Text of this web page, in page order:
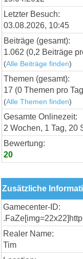
Letzter Besuch:
03.08.2026, 10:45
Beiträge (gesamt):
1.062 (0,2 Beiträge
(Alle Beiträge finden)
Themen (gesamt):
17 (0 Themen pro
(Alle Themen finden)
Gesamte Onlinezeit:
2 Wochen, 1 Tag, 20
Bewertung:
20
Zusätzliche
Gamecenter-ID:
Realer Name:
Tim